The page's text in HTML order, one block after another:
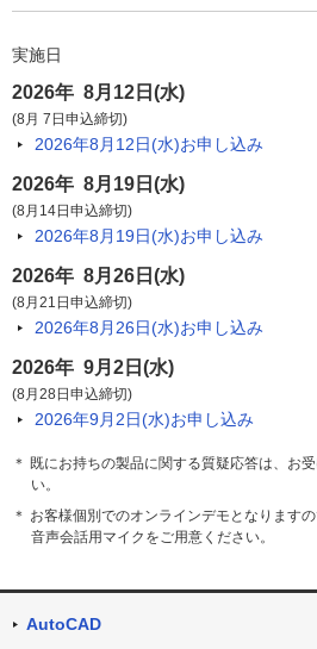
実施日
2026年 8月12日(水)
(8月 7日申込締切)
2026年8月12日(水)お申し込み
2026年 8月19日(水)
(8月14日申込締切)
2026年8月19日(水)お申し込み
2026年 8月26日(水)
(8月21日申込締切)
2026年8月26日(水)お申し込み
2026年 9月2日(水)
(8月28日申込締切)
2026年9月2日(水)お申し込み
＊ 既にお持ちの製品に関する質疑応答は、お
い。
＊ お客様個別でのオンラインデモとなります
音声会話用マイクをご用意ください。
AutoCAD